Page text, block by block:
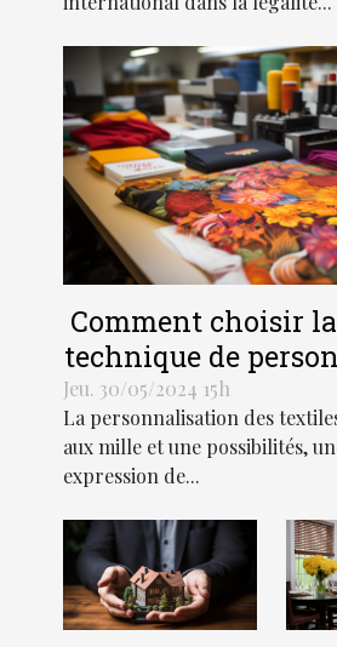
Comment choisir
technique de
pour vos
Jeu. 30/05/2024 15h
La personnalisation des
aux mille et une possibilités,
expression de...